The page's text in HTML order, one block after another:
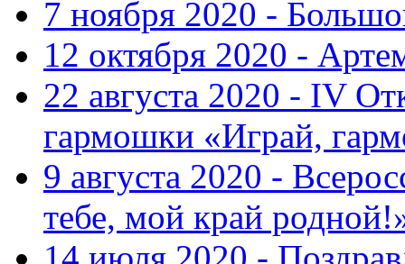
7 ноября 2020 -
12 октября 2020 -
22 августа 2020 - IV
гармошки «Играй,
9 августа 2020 -
тебе, мой край